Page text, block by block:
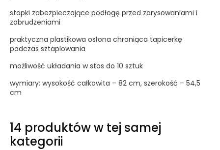
stopki zabezpieczające podłogę przed zarysowaniami i
zabrudzeniami
praktyczna plastikowa osłona chroniąca tapicerkę
podczas sztaplowania
możliwość układania w stos do 10 sztuk
wymiary: wysokość całkowita – 82 cm, szerokość – 54,5
cm
14 produktów w tej samej
kategorii